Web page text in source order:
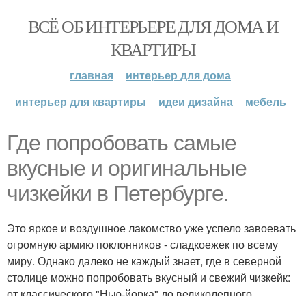
ВСЁ ОБ ИНТЕРЬЕРЕ ДЛЯ ДОМА И
КВАРТИРЫ
главная
интерьер для дома
интерьер для квартиры
идеи дизайна мебель
Где попробовать самые
вкусные и оригинальные
чизкейки в Петербурге.
Это яркое и воздушное лакомство уже успело завоевать
огромную армию поклонников - сладкоежек по всему
миру. Однако далеко не каждый знает, где в северной
столице можно попробовать вкусный и свежий чизкейк: